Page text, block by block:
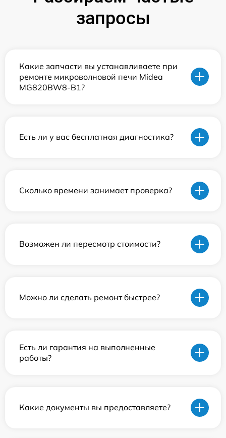
запросы
Какие запчасти вы устанавливаете при
ремонте микроволновой печи Midea
MG820BW8-B1?
Есть ли у вас бесплатная диагностика?
Сколько времени занимает проверка?
Возможен ли пересмотр стоимости?
Можно ли сделать ремонт быстрее?
Есть ли гарантия на выполненные
работы?
Какие документы вы предоставляете?